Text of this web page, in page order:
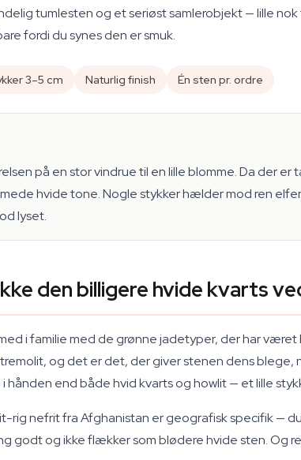
tumlesten og et seriøst samlerobjekt — lille nok
fordi du synes den er smuk.
3–5 cm Naturlig finish Én sten pr. ordre
på en stor vindrue til en lille blomme. Da der
hvide tone. Nogle stykker hælder mod ren
lyset.
den billigere hvide kvarts
i familie med de grønne jadetyper, der har været
og det er det, der giver stenen dens
end både hvid kvarts og howlit — et lille
rig nefrit fra Afghanistan er geografisk specifik —
godt og ikke flækker som blødere hvide sten. Og